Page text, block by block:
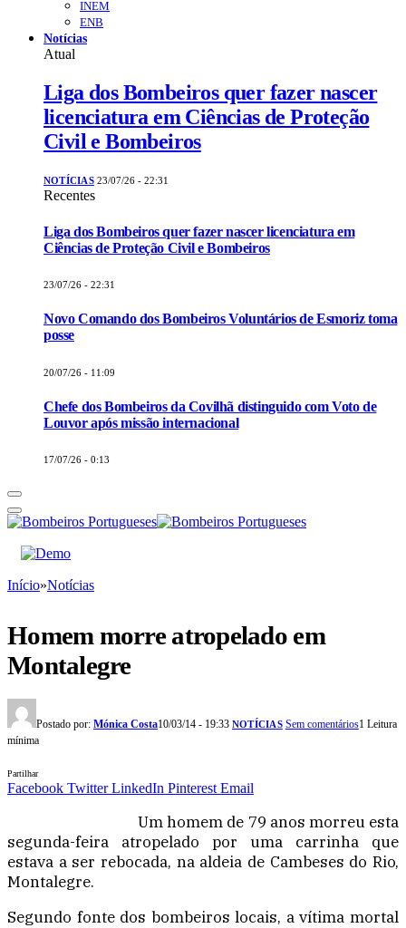
INEM
ENB
Notícias
Atual
Liga dos Bombeiros quer fazer nascer
licenciatura em Ciências de Proteção
Civil e Bombeiros
NOTÍCIAS 23/07/26 - 22:31
Recentes
Liga dos Bombeiros quer fazer nascer licenciatura em
Ciências de Proteção Civil e Bombeiros
23/07/26 - 22:31
Novo Comando dos Bombeiros Voluntários de Esmoriz toma
posse
20/07/26 - 11:09
Chefe dos Bombeiros da Covilhã distinguido com Voto de
Louvor após missão internacional
17/07/26 - 0:13
Início»Notícias
Homem morre atropelado em
Montalegre
Postado por: Mónica Costa10/03/14 - 19:33 NOTÍCIAS Sem comentários1 Leitura
mínima
Partilhar
Facebook Twitter LinkedIn Pinterest Email
Um homem de 79 anos morreu esta
segunda-feira atropelado por uma carrinha que
estava a ser rebocada, na aldeia de Cambeses do Rio,
Montalegre.
Segundo fonte dos bombeiros locais, a vítima mortal